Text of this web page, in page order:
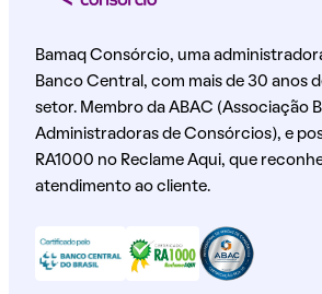
Bamaq Consórcio, uma
Banco Central, com mais de 30 anos
setor. Membro da ABAC (Associação
Administradoras de Consórcios), e
RA1000 no Reclame Aqui, que
atendimento ao cliente.